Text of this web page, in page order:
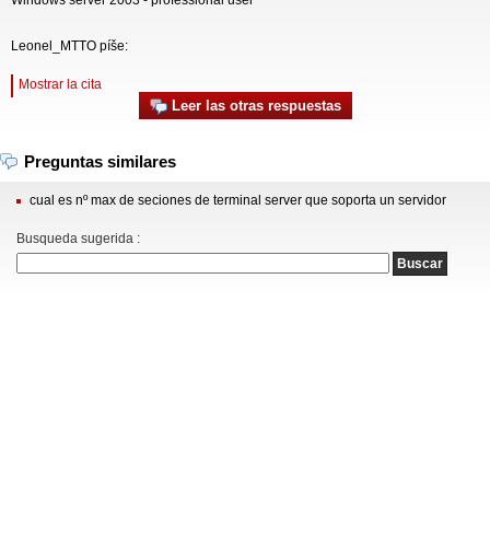
Leonel_MTTO píše:
Mostrar la cita
Leer las otras respuestas
Preguntas similares
cual es nº max de seciones de terminal server que soporta un servidor
Busqueda sugerida :